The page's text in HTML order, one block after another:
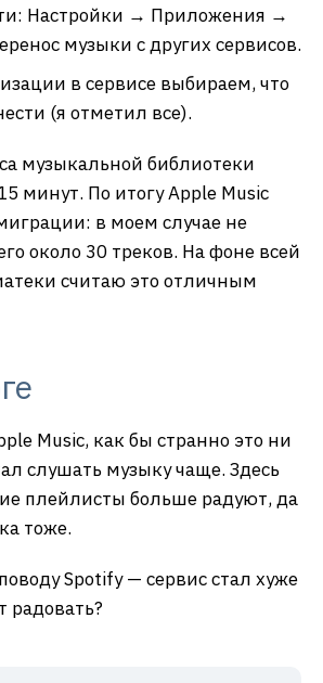
Настройки → Приложения →
музыки с других сервисов.
в сервисе выбираем, что
(я отметил все).
музыкальной библиотеки
минут. По итогу Apple Music
в моем случае не
около 30 треков. На фоне всей
считаю это отличным
Music, как бы странно это ни
слушать музыку чаще. Здесь
плейлисты больше радуют, да
тоже.
Spotify — сервис стал хуже
радовать?